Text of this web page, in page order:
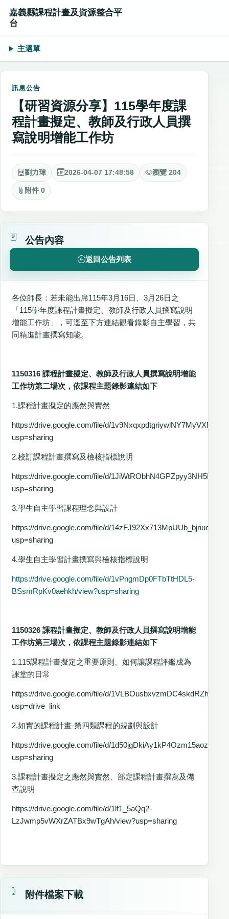
嘉義縣課程計畫及資源整合平
台
主選單
訊息公告
【研習資源分享】115學年度課
程計畫擬定、教師及行政人員撰
寫說明增能工作坊
劉力瑋 2026-04-07 17:48:58 瀏覽 204
附件 0
公告內容
返回公告列表
各位師長：若未能出席115年3月16日、3月26日之
「115學年度課程計畫擬定、教師及行政人員撰寫說明
增能工作坊」，可逕至下方連結觀看錄影自主學習，共
同精進計畫撰寫知能。
1150316 課程計畫擬定、教師及行政人員撰寫說明增能
工作坊第二場次，依課程主題錄影連結如下
1.課程計畫擬定的應然與實然
https://drive.google.com/file/d/
usp=sharing
2.校訂課程計畫撰寫及檢核指標說明
https://drive.google.com/file/d/
usp=sharing
3.學生自主學習課程理念與設計
https://drive.google.com/file/d/
usp=sharing
4.學生自主學習計畫撰寫與檢核指標說明
https://drive.google.com/file/d/1vPngmDp0FTbTtHDL5-
BSsmRpKv0aehkh/view?usp=sharing
1150326 課程計畫擬定、教師及行政人員撰寫說明增能
工作坊第三場次，依課程主題錄影連結如下
1.115課程計畫擬定之重要原則、如何讓課程評鑑成為
課堂的日常
https://drive.google.com/file/d/
usp=drive_link
2.如實的課程計畫-第四類課程的規劃與設計
https://drive.google.com/file/d/
usp=sharing
3.課程計畫擬定之應然與實然、部定課程計畫撰寫及備
查說明
https://drive.google.com/file/d/1lf1_5aQq2-
LzJwmp5vWXrZATBx9wTgAh/view?usp=sharing
附件檔案下載